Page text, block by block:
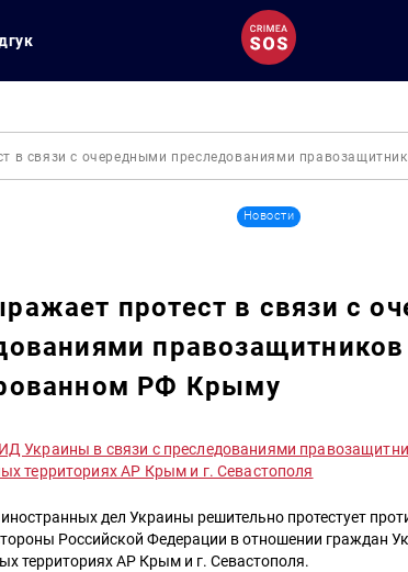
в связи с очередными преследованиями
Новости
протест в связи с
правозащитников
РФ Крыму
Украины в связи с преследованиями
территориях АР Крым и г. Севастополя
дел Украины решительно протестует
Российской Федерации в отношении граждан
территориях АР Крым и г. Севастополя.